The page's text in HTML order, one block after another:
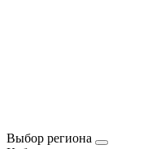
Выбор региона